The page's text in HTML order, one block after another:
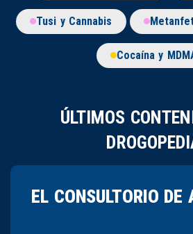
Tusi y Cannabis
Cocaína y
ÚLTIMOS
EL CONSULTORIO DE